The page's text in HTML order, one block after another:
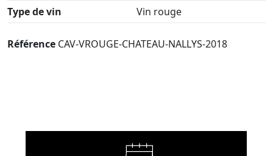
Type de vin
Vin rouge
Référence CAV-VROUGE-CHATEAU-NALLYS-2018